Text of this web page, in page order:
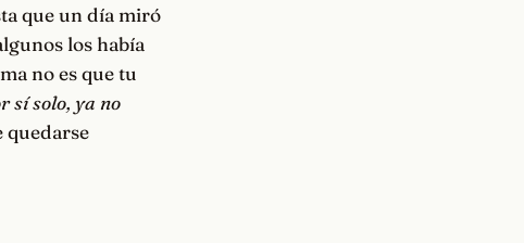
que un día miró
los había
no es que tu
sí solo, ya no
quedarse